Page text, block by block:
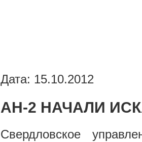
Дата: 15.10.2012
АН-2 НАЧАЛИ
Свердловское